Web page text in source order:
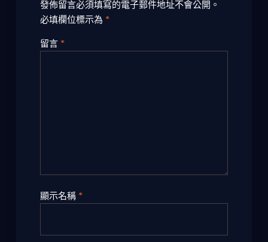
發佈留言必須填寫的電子郵件地址不會公開。
必填欄位標示為 *
留言 *
顯示名稱 *